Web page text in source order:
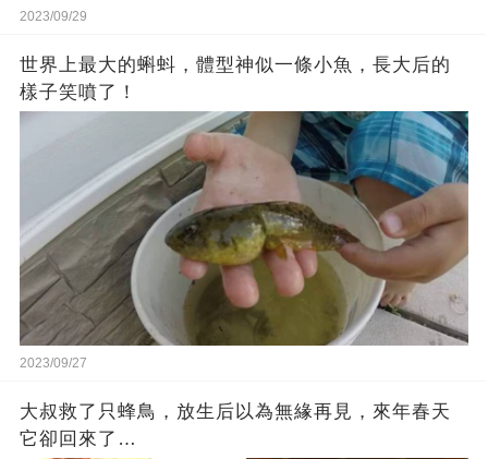
2023/09/29
世界上最大的蝌蚪，體型神似一條小魚，長大后的
樣子笑噴了！
2023/09/27
大叔救了只蜂鳥，放生后以為無緣再見，來年春天
它卻回來了…